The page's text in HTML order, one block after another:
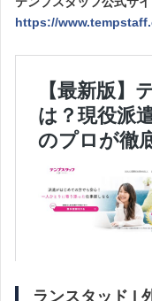
https://
ランスタッド |